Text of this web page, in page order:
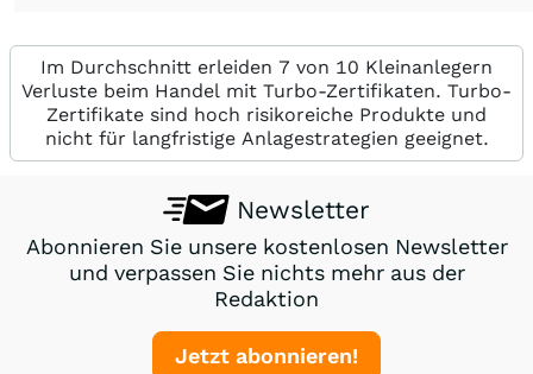
Im Durchschnitt erleiden 7 von 10 Kleinanlegern
Verluste beim Handel mit Turbo-Zertifikaten. Turbo-
Zertifikate sind hoch risikoreiche Produkte und
nicht für langfristige Anlagestrategien geeignet.
Newsletter
Abonnieren Sie unsere kostenlosen Newsletter
und verpassen Sie nichts mehr aus der
Redaktion
Jetzt abonnieren!